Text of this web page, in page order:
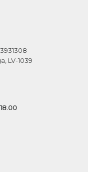
LV-1039